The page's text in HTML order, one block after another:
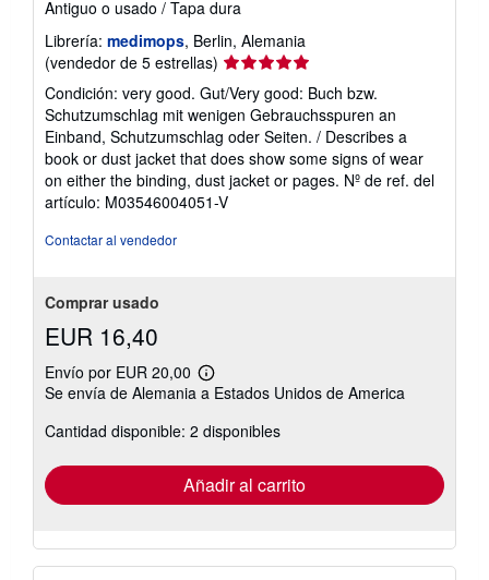
Antiguo o usado / Tapa dura
Librería: medimops, Berlin, Alemania
(vendedor de 5 estrellas) Calificación
del
vendedor:
5
de
5
estrellas
Condición: very good. Gut/Very good: Buch bzw.
Schutzumschlag mit wenigen Gebrauchsspuren an
Einband, Schutzumschlag oder Seiten. / Describes a
book or dust jacket that does show some signs of wear
on either the binding, dust jacket or pages. Nº de ref. del
artículo: M03546004051-V
Contactar al vendedor
Comprar usado
EUR 16,40
Envío por EUR 20,00
Más
información
las
tarifas
envío
Se envía de Alemania a Estados Unidos de America
Cantidad disponible: 2 disponibles
Añadir al carrito